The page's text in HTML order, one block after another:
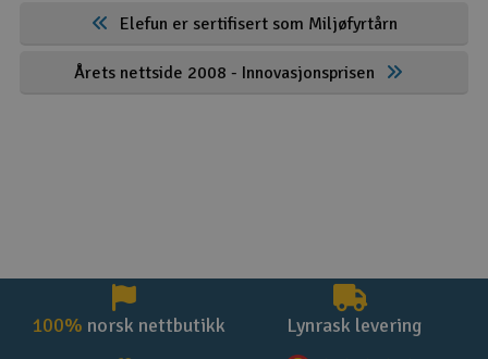
Elefun er sertifisert som Miljøfyrtårn
Årets nettside 2008 - Innovasjonsprisen
100% norsk nettbutikk Lynrask levering